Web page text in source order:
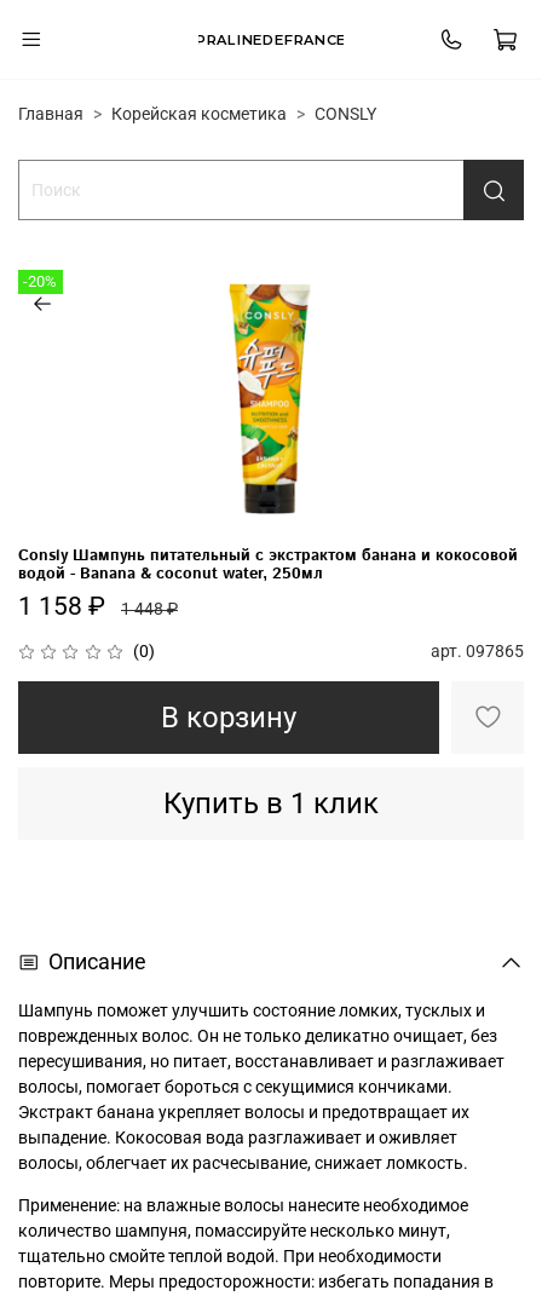
PRALINEDEFRANCE
Главная Корейская косметика CONSLY
-20%
(0) арт. 097865
Consly Шампунь питательный с экстрактом банана и кокосовой
водой - Banana & coconut water, 250мл
1 158 ₽ 1 448 ₽
В корзину
Купить в 1 клик
Описание
Шампунь поможет улучшить состояние ломких, тусклых и
поврежденных волос. Он не только деликатно очищает, без
пересушивания, но питает, восстанавливает и разглаживает
волосы, помогает бороться с секущимися кончиками.
Экстракт банана укрепляет волосы и предотвращает их
выпадение. Кокосовая вода разглаживает и оживляет
волосы, облегчает их расчесывание, снижает ломкость.
Применение: на влажные волосы нанесите необходимое
количество шампуня, помассируйте несколько минут,
тщательно смойте теплой водой. При необходимости
повторите. Меры предосторожности: избегать попадания в